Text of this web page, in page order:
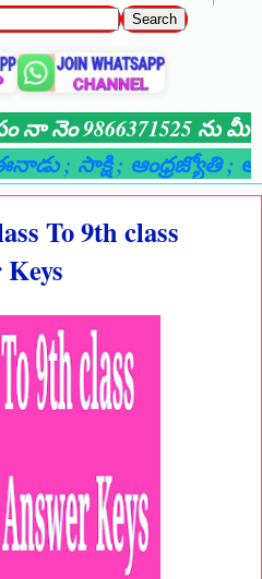
నా నెం 9866371525 ను
; సాక్షి; ఆంధ్రజ్యోతి;
To 9th class